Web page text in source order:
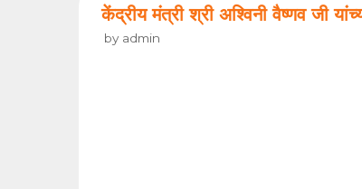
केंद्रीय मंत्री श्री अश्विनी वैष्णव जी
by admin